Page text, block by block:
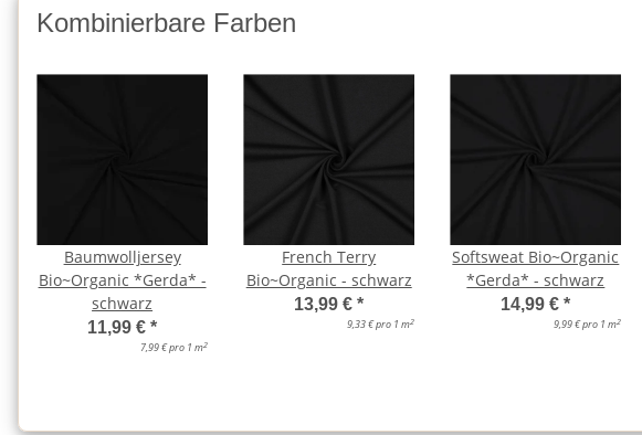
Kombinierbare Farben
Baumwolljersey
Bio~Organic *Gerda* -
schwarz
11,99 €*
7,99 € pro 1 m2
French Terry
Bio~Organic - schwarz
13,99 €*
9,33 € pro 1 m2
Softsweat Bio~Organic
*Gerda* - schwarz
14,99 €*
9,99 € pro 1 m2